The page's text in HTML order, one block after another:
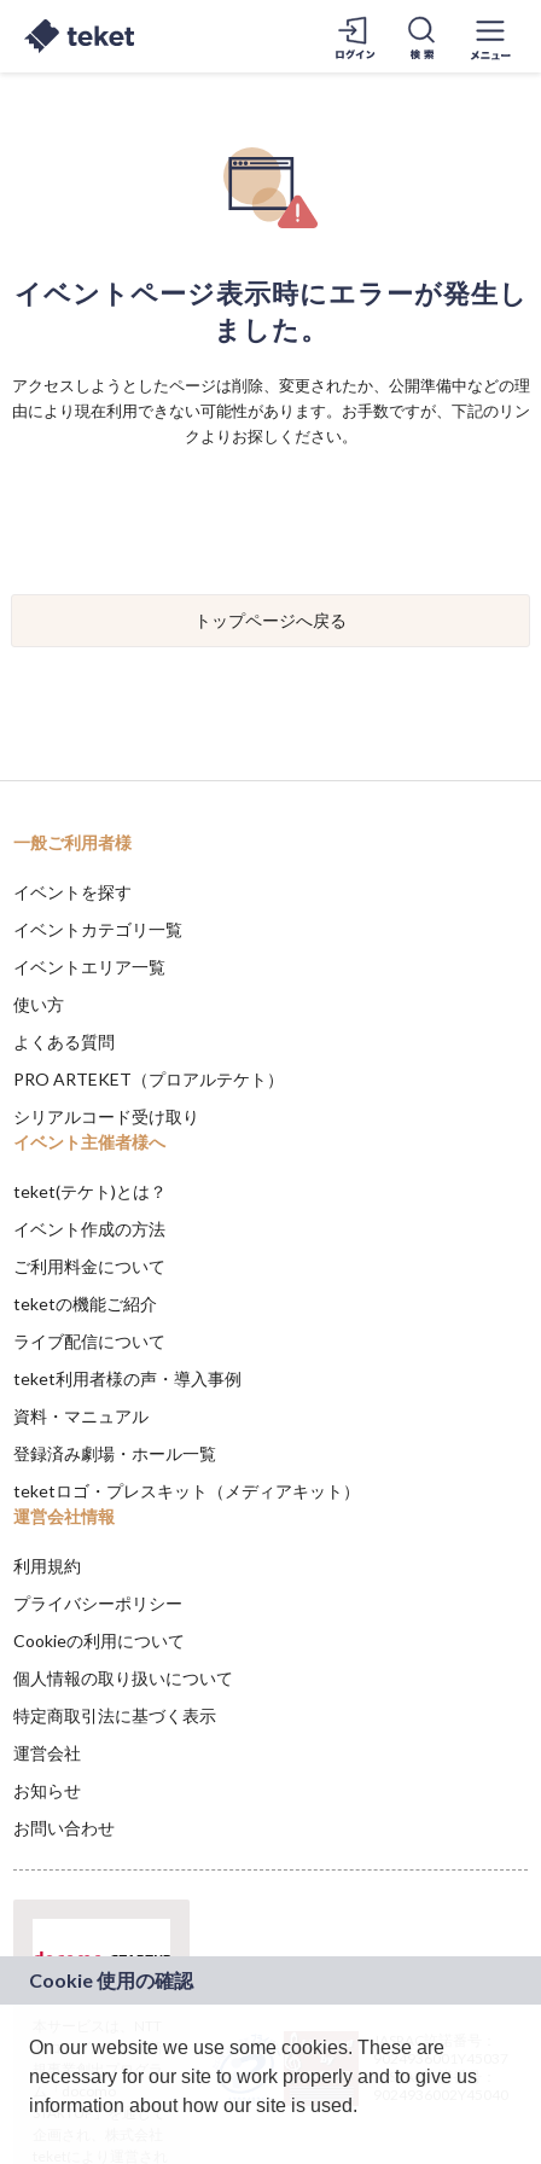
イベントページ表示時にエラーが発生し
ました。
アクセスしようとしたページは削除、変更されたか、公開準備中などの理
由により現在利用できない可能性があります。お手数ですが、下記のリン
クよりお探しください。
トップページへ戻る
一般ご利用者様
イベントを探す
イベントカテゴリ一覧
イベントエリア一覧
使い方
よくある質問
PRO ARTEKET（プロアルテケト）
シリアルコード受け取り
イベント主催者様へ
teket(テケト)とは？
イベント作成の方法
ご利用料金について
teketの機能ご紹介
ライブ配信について
teket利用者様の声・導入事例
資料・マニュアル
登録済み劇場・ホール一覧
teketロゴ・プレスキット（メディアキット）
運営会社情報
利用規約
プライバシーポリシー
Cookieの利用について
個人情報の取り扱いについて
特定商取引法に基づく表示
運営会社
お知らせ
お問い合わせ
ドコモグループの新
規事業創出プログラ
ム「docomo
STARTUP」を通じて
JASRAC許諾番号：
9024936001Y45037
JASRAC許諾番号：
On our website we use some cookies. These are
necessary for our site to work properly and to give us
information about how our site is used.